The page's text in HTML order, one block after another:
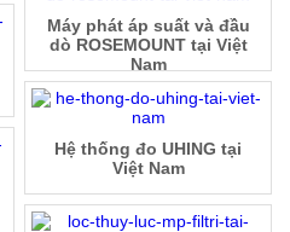
Máy phát áp suất và đầu
dò ROSEMOUNT tại Việt
Nam
Hệ thống đo UHING tại
Việt Nam